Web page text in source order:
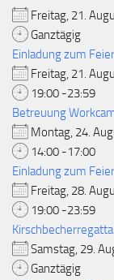
Freitag, 21.
Ganztägig
Einladung zum
Freitag, 21.
19:00 -23:59
Betreuung
Montag, 24.
14:00 -17:00
Einladung zum
Freitag, 28.
19:00 -23:59
Samstag, 29.
Ganztägig